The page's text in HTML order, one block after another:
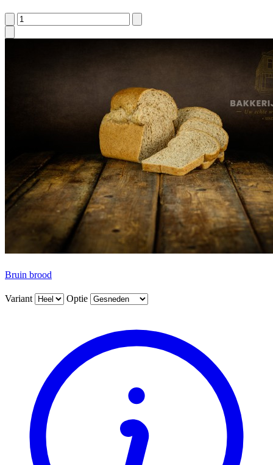
Bruin brood
Variant Optie